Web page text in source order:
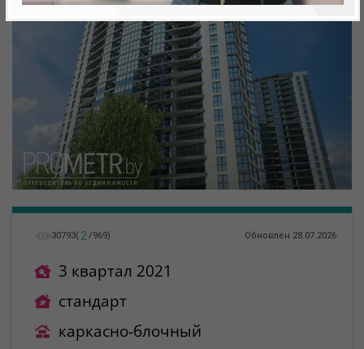
30793( 2 /969) Обновлен 28.07.2026
3 квартал 2021
стандарт
каркасно-блочный